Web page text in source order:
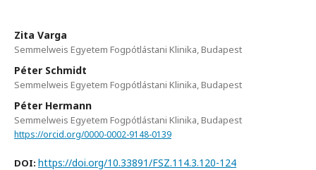
Zita Varga
Semmelweis Egyetem Fogpótlástani Klinika, Budapest
Péter Schmidt
Semmelweis Egyetem Fogpótlástani Klinika, Budapest
Péter Hermann
Semmelweis Egyetem Fogpótlástani Klinika, Budapest
https://orcid.org/0000-0002-9148-0139
DOI: https://doi.org/10.33891/FSZ.114.3.120-124